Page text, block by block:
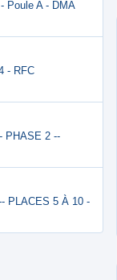
Poule A - DMA
- RFC
PHASE 2 --
PLACES 5 À 10 -